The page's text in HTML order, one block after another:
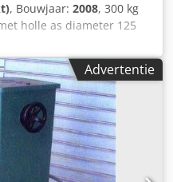
, Bouwjaar: 2008, 300 kg
holle as diameter 125
320mm of
van 0,15 tot 5,0
van de draaitafel
835 mm,
mm Lengte 850 mm x
Advertentie